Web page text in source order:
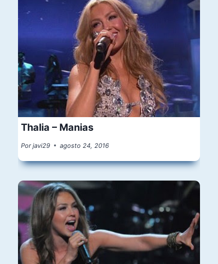
Thalia – Manias
Por javi29 agosto 24, 2016